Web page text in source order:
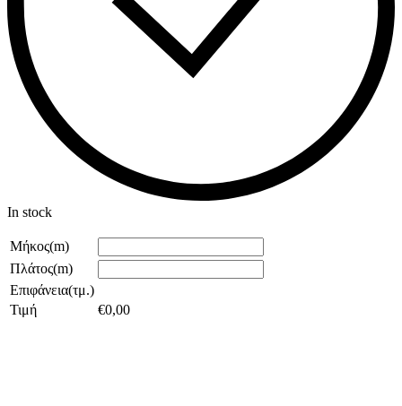
In stock
Μήκος(m)
Πλάτος(m)
Επιφάνεια(τμ.)
Τιμή
€0,00